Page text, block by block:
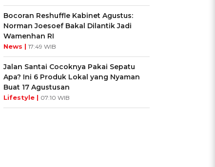
Bocoran Reshuffle Kabinet Agustus:
Norman Joesoef Bakal Dilantik Jadi
Wamenhan RI
News | 17:49 WIB
Jalan Santai Cocoknya Pakai Sepatu
Apa? Ini 6 Produk Lokal yang Nyaman
Buat 17 Agustusan
Lifestyle | 07:10 WIB